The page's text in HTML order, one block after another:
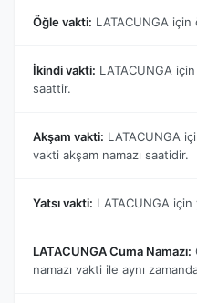
Öğle vakti: LATACUNGA
İkindi vakti: LATACUNGA
saattir.
Akşam vakti: LATACUNGA
vakti akşam namazı saatidir.
Yatsı vakti: LATACUNGA için
LATACUNGA Cuma Namazı:
namazı vakti ile aynı